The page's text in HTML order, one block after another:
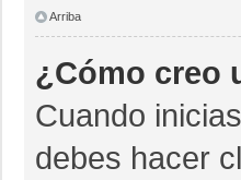
Arriba
¿Cómo creo
Cuando
debes hacer